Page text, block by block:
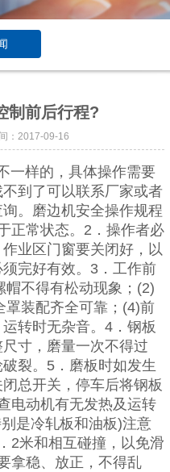
制前后行程?
：2017-09-16
一样的，具体操作需要
到了可以联系厂家或者
。磨边机安全操作规程
正常状态。2．操作者必
业区门窗要关闭好，以
完好有效。3．工作前
不得有松动现象；(2)
装配齐全可靠；(4)前
转时无杂音。4．钢板
寸，磨量一次不得过
裂。5．磨板时如发生
总开关，停车后将钢板
电动机有无发热及运转
是冷轧板和油板)注意
2米和相互碰撞，以免滑
拿稳、放正，不得乱